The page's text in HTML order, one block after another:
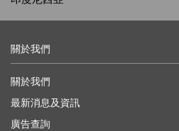
關於我們
關於我們
最新消息及資訊
廣告查詢